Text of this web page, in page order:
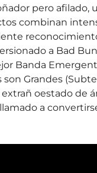
pero afilado,
combinan
a Bad
Banda
son Grandes
oestado de
a